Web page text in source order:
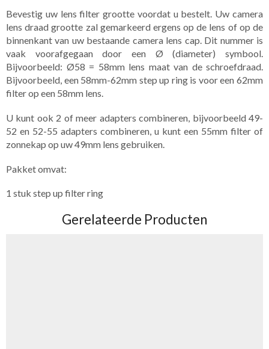
Bevestig uw lens filter grootte voordat u bestelt. Uw camera
lens draad grootte zal gemarkeerd ergens op de lens of op de
binnenkant van uw bestaande camera lens cap. Dit nummer is
vaak voorafgegaan door een Ø (diameter) symbool.
Bijvoorbeeld: Ø58 = 58mm lens maat van de schroefdraad.
Bijvoorbeeld, een 58mm-62mm step up ring is voor een 62mm
filter op een 58mm lens.
U kunt ook 2 of meer adapters combineren, bijvoorbeeld 49-
52 en 52-55 adapters combineren, u kunt een 55mm filter of
zonnekap op uw 49mm lens gebruiken.
Pakket omvat:
1 stuk step up filter ring
Gerelateerde Producten